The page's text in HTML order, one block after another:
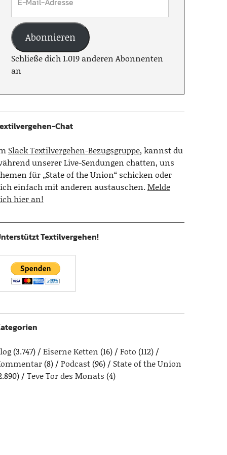
Abonnieren
Schließe dich 1.019 anderen Abonnenten
an
Chat
Slack Textilvergehen-Bezugsgruppe, kannst du
unserer Live-Sendungen chatten, uns
für „State of the Union“ schicken oder
einfach mit anderen austauschen.Melde
hier an!
Textilvergehen!
(3.747) Eiserne Ketten (16) Foto (112)
(8) Podcast(96)
State of the Union
Teve Tor des Monats (4)